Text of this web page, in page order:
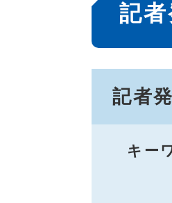
文
記
記者
キー